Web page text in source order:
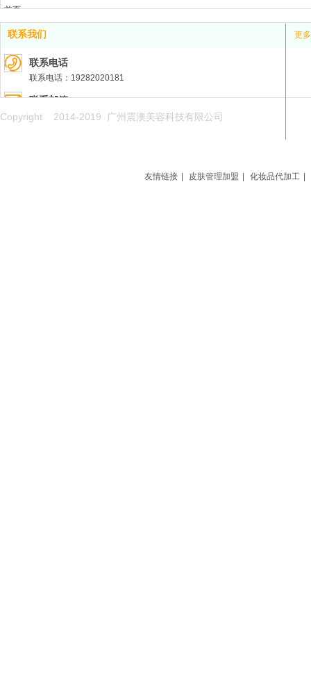
（工业、商业等）
责任心强,有上进
首页
美容仪器
项目加盟
美容资讯
关于震澳
联系我们 更多
联系电话
联系电话：19282020181
联系邮箱
联系邮箱：455087260@qq.com
Copyright 2014-2019 广州震澳美容科技有限公司
友情链接 皮肤管理加盟 化妆品代加工